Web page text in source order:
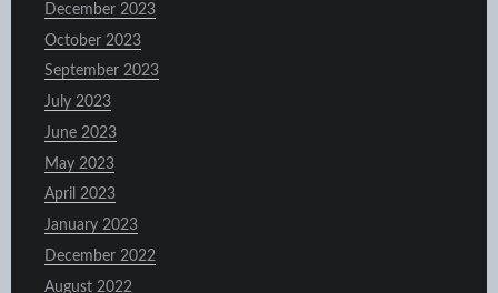
December 2023
October 2023
September 2023
July 2023
June 2023
May 2023
April 2023
January 2023
December 2022
August 2022